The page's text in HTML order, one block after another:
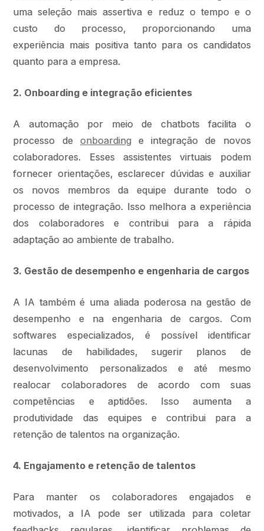
uma seleção mais assertiva e reduz o tempo e o
custo do processo, proporcionando uma
experiência mais positiva tanto para os candidatos
quanto para a empresa.
2. Onboarding e integração eficientes
A automação por meio de chatbots facilita o
processo de onboardinge integração de novos
colaboradores. Esses assistentes virtuais podem
fornecer orientações, esclarecer dúvidas e auxiliar
os novos membros da equipe durante todo o
processo de integração. Isso melhora a experiência
dos colaboradores e contribui para a rápida
adaptação ao ambiente de trabalho.
3. Gestão de desempenho e engenharia de cargos
A IA também é uma aliada poderosa na gestão de
desempenho e na engenharia de cargos. Com
softwares especializados, é possível identificar
lacunas de habilidades, sugerir planos de
desenvolvimento personalizados e até mesmo
realocar colaboradores de acordo com suas
competências e aptidões. Isso aumenta a
produtividade das equipes e contribui para a
retenção de talentos na organização.
4. Engajamento e retenção de talentos
Para manter os colaboradores engajados e
motivados, a IA pode ser utilizada para coletar